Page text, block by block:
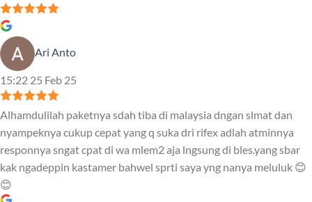
Ari Anto
15:22 25 Feb 25
Alhamdulilah paketnya sdah tiba di malaysia dngan slmat dan
nyampeknya cukup cepat yang q suka dri rifex adlah atminnya
responnya sngat cpat di wa mlem2 aja lngsung di bles.yang sbar
kak ngadeppin kastamer bahwel sprti saya yng nanya meluluk 😊
😊